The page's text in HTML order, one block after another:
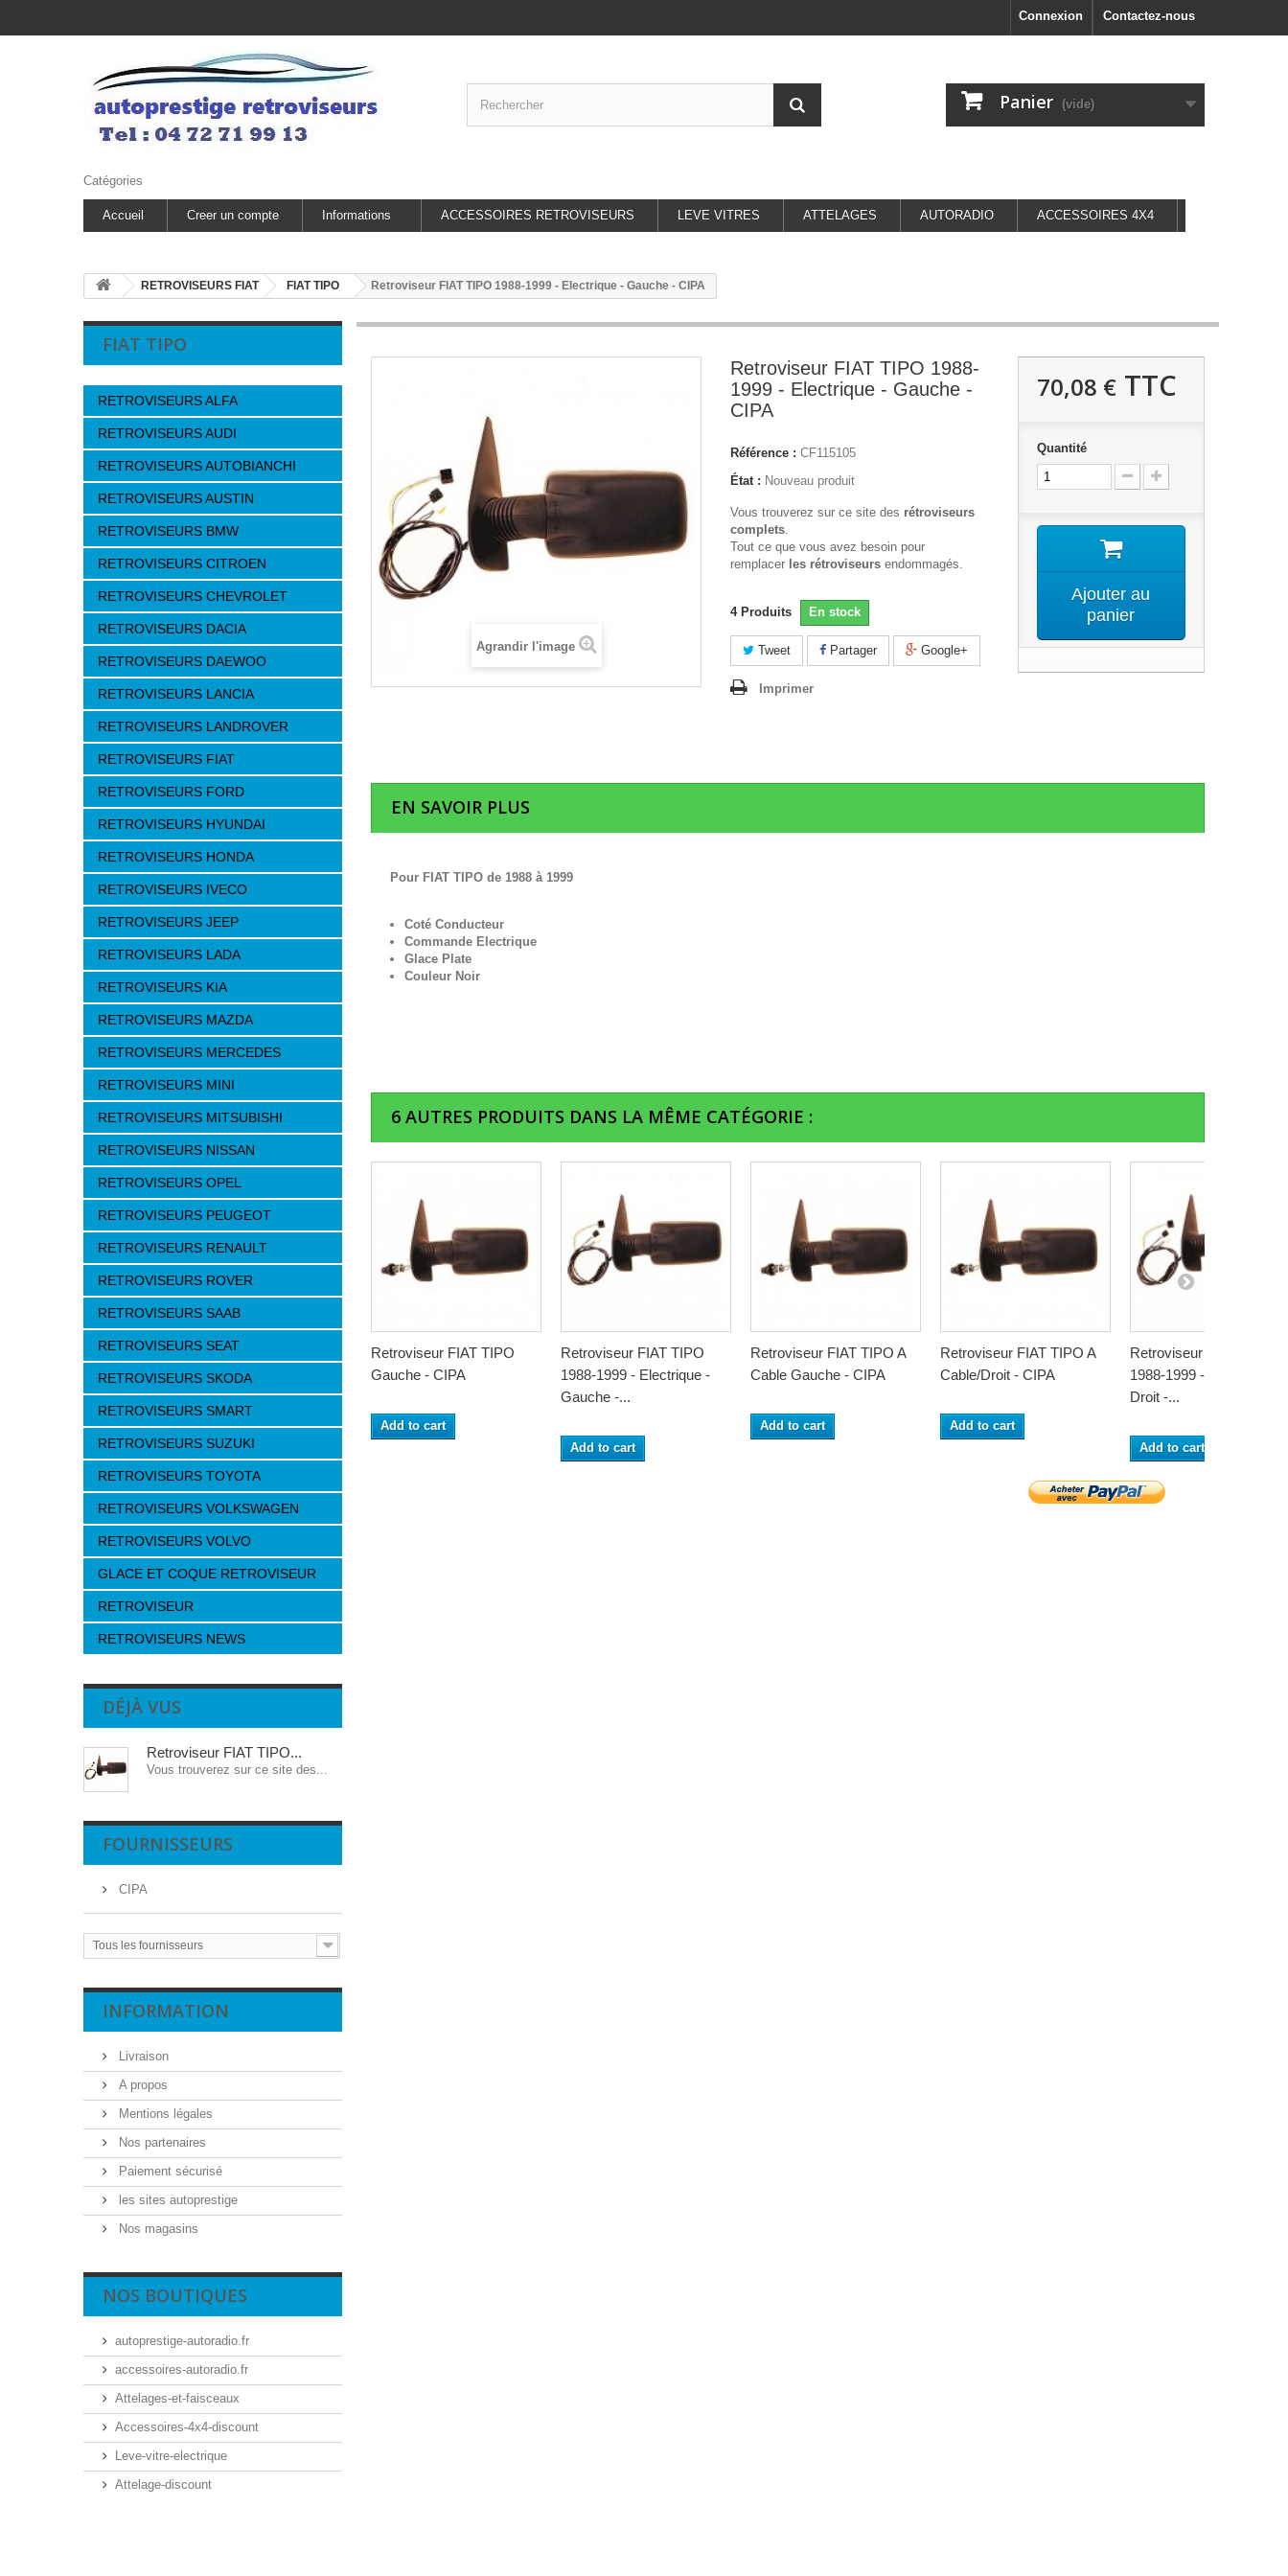
Contactez-nous
Connexion
Panier (vide)
Catégories
Accueil Creer un compte Informations ACCESSOIRES RETROVISEURS LEVE VITRES ATTELAGES AUTORADIO ACCESSOIRES 4X4
RETROVISEURS FIAT FIAT TIPO Retroviseur FIAT TIPO 1988-1999 - Electrique - Gauche - CIPA
FIAT TIPO
RETROVISEURS ALFA
RETROVISEURS AUDI
RETROVISEURS AUTOBIANCHI
RETROVISEURS AUSTIN
RETROVISEURS BMW
RETROVISEURS CITROEN
RETROVISEURS CHEVROLET
RETROVISEURS DACIA
RETROVISEURS DAEWOO
RETROVISEURS LANCIA
RETROVISEURS LANDROVER
RETROVISEURS FIAT
RETROVISEURS FORD
RETROVISEURS HYUNDAI
RETROVISEURS HONDA
RETROVISEURS IVECO
RETROVISEURS JEEP
RETROVISEURS LADA
RETROVISEURS KIA
RETROVISEURS MAZDA
RETROVISEURS MERCEDES
RETROVISEURS MINI
RETROVISEURS MITSUBISHI
RETROVISEURS NISSAN
RETROVISEURS OPEL
RETROVISEURS PEUGEOT
RETROVISEURS RENAULT
RETROVISEURS ROVER
RETROVISEURS SAAB
RETROVISEURS SEAT
RETROVISEURS SKODA
RETROVISEURS SMART
RETROVISEURS SUZUKI
RETROVISEURS TOYOTA
RETROVISEURS VOLKSWAGEN
RETROVISEURS VOLVO
GLACE ET COQUE RETROVISEUR
RETROVISEUR
RETROVISEURS NEWS
DÉJÀ VUS
Retroviseur FIAT TIPO...
Vous trouverez sur ce site des...
FOURNISSEURS
CIPA
Tous les fournisseurs
INFORMATION
Livraison
A propos
Mentions légales
Nos partenaires
Paiement sécurisé
les sites autoprestige
Nos magasins
NOS BOUTIQUES
autoprestige-autoradio.fr
accessoires-autoradio.fr
Attelages-et-faisceaux
Accessoires-4x4-discount
Leve-vitre-electrique
Attelage-discount
Agrandir l'image
Retroviseur FIAT TIPO 1988-
1999 - Electrique - Gauche -
CIPA
Référence : CF115105
État : Nouveau produit
Vous trouverez sur ce site des rétroviseurs
complets.
Tout ce que vous avez besoin pour
remplacer les rétroviseurs endommagés.
4 Produits En stock
Tweet Partager Google+
Imprimer
70,08 €TTC
Quantité
Ajouter au
panier
EN SAVOIR PLUS
Pour FIAT TIPO de 1988 à 1999
Coté Conducteur
Commande Electrique
Glace Plate
Couleur Noir
6 AUTRES PRODUITS DANS LA MÊME CATÉGORIE :
Retroviseur FIAT TIPO
Gauche - CIPA
Add to cart
Retroviseur FIAT TIPO
1988-1999 - Electrique -
Gauche -...
Add to cart
Retroviseur FIAT TIPO A
Cable Gauche - CIPA
Add to cart
Retroviseur FIAT TIPO A
Cable/Droit - CIPA
Add to cart
Retroviseur FIAT TIPO
1988-1999 - Electrique -
Droit -...
Add to cart